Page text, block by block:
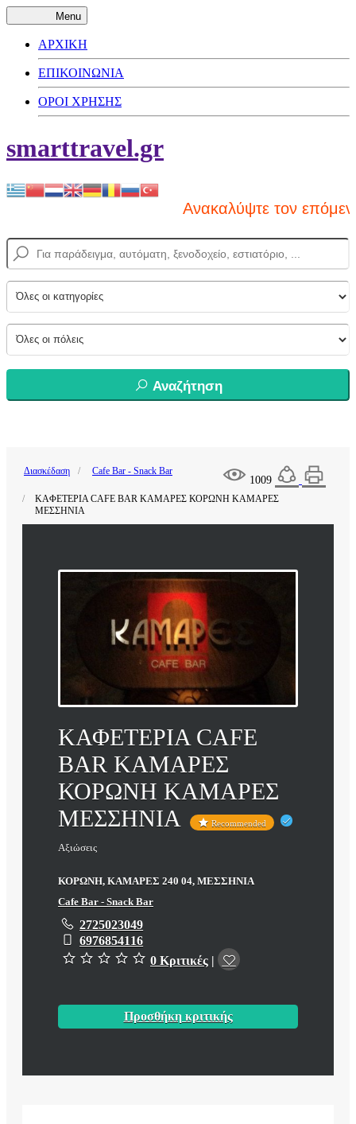
Menu
ΑΡΧΙΚΗ
ΕΠΙΚΟΙΝΩΝΙΑ
ΟΡΟΙ ΧΡΗΣΗΣ
smarttravel.gr
Ανακαλύψτε τον
Αναζήτηση
1009
Διασκέδαση Cafe Bar - Snack Bar
ΚΑΦΕΤΕΡΙΑ CAFE BAR ΚΑΜΑΡΕΣ ΚΟΡΩΝΗ ΚΑΜΑΡΕΣ
ΜΕΣΣΗΝΙΑ
ΚΑΦΕΤΕΡΙΑ CAFE
BAR ΚΑΜΑΡΕΣ
ΚΟΡΩΝΗ ΚΑΜΑΡΕΣ
ΜΕΣΣΗΝΙΑ
Recommended
Αξιώσεις
ΚΟΡΩΝΗ, ΚΑΜΑΡΕΣ 240 04, ΜΕΣΣΗΝΙΑ
Cafe Bar - Snack Bar
2725023049
6976854116
0 Κριτικές |
Προσθήκη κριτικής